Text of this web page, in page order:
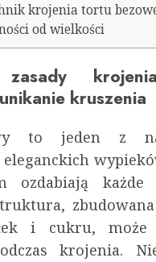
krojenia tortu
od wielkości
zasady
kruszenia
to jeden z
ozdabiają każde
i cukru, może
krojenia.